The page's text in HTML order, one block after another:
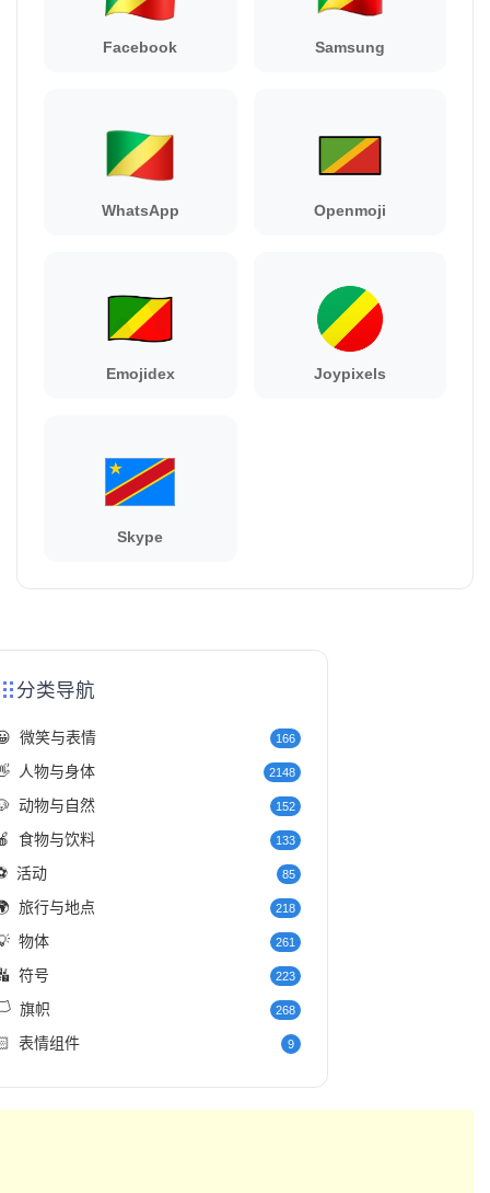
Facebook Samsung
WhatsApp Openmoji
Emojidex Joypixels
Skype
分类导航
微笑与表情 166
人物与身体 2148
动物与自然 152
食物与饮料 133
活动 85
旅行与地点 218
物体 261
符号 223
旗帜 268
表情组件 9